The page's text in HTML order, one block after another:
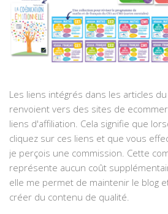
Les liens intégrés dans les articles
renvoient vers des sites de
liens d'affiliation. Cela signifie que
cliquez sur ces liens et que vous
je perçois une commission. Cette
représente aucun coût
elle me permet de maintenir le blog
créer du contenu de qualité.